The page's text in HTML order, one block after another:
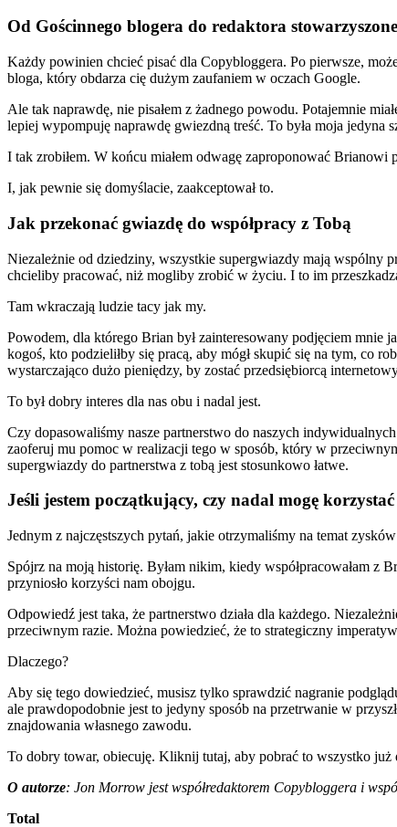
Od Gościnnego blogera do redaktora
Każdy powinien chcieć pisać dla Copybloggera. Po pierwsze,
bloga, który obdarza cię dużym zaufaniem w oczach Google.
Ale tak naprawdę, nie pisałem z żadnego powodu. Potajemnie
lepiej wypompuję naprawdę gwiezdną treść. To była moja jedyna
I tak zrobiłem. W końcu miałem odwagę zaproponować Brianowi
I, jak pewnie się domyślacie, zaakceptował to.
Jak przekonać gwiazdę do współpracy z Tobą
Niezależnie od dziedziny, wszystkie supergwiazdy mają wspólny
chcieliby pracować, niż mogliby zrobić w życiu. I to im
Tam wkraczają ludzie tacy jak my.
Powodem, dla którego Brian był zainteresowany podjęciem mnie
kogoś, kto podzieliłby się pracą, aby mógł skupić się na tym, co
wystarczająco dużo pieniędzy, by zostać przedsiębiorcą
To był dobry interes dla nas obu i nadal jest.
Czy dopasowaliśmy nasze partnerstwo do naszych
zaoferuj mu pomoc w realizacji tego w sposób, który w
supergwiazdy do partnerstwa z tobą jest stosunkowo łatwe.
Jeśli jestem początkujący, czy nadal mogę
Jednym z najczęstszych pytań, jakie otrzymaliśmy na temat
Spójrz na moją historię. Byłam nikim, kiedy współpracowałam z
przyniosło korzyści nam obojgu.
Odpowiedź jest taka, że partnerstwo działa dla każdego.
przeciwnym razie. Można powiedzieć, że to strategiczny
Dlaczego?
Aby się tego dowiedzieć, musisz tylko sprawdzić nagranie
ale prawdopodobnie jest to jedyny sposób na przetrwanie w
znajdowania własnego zawodu.
To dobry towar, obiecuję. Kliknij tutaj, aby pobrać to wszystko już
O autorze: Jon Morrow jest współredaktorem Copybloggera i
Total